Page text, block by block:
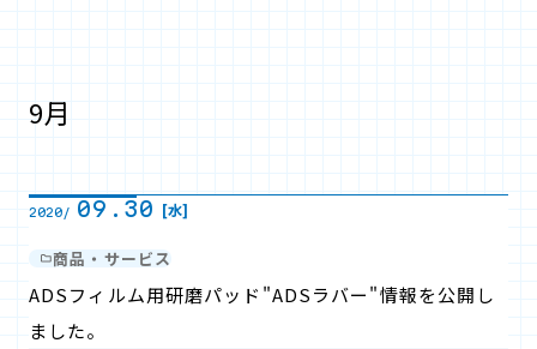
9月
2020/ 09.30 [水]
商品・サービス
ADSフィルム用研磨パッド"ADSラバー"情報を公開し
ました。